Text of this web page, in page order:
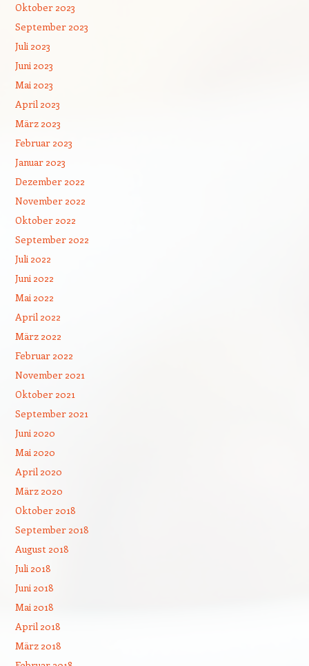
Oktober 2023
September 2023
Juli 2023
Juni 2023
Mai 2023
April 2023
März 2023
Februar 2023
Januar 2023
Dezember 2022
November 2022
Oktober 2022
September 2022
Juli 2022
Juni 2022
Mai 2022
April 2022
März 2022
Februar 2022
November 2021
Oktober 2021
September 2021
Juni 2020
Mai 2020
April 2020
März 2020
Oktober 2018
September 2018
August 2018
Juli 2018
Juni 2018
Mai 2018
April 2018
März 2018